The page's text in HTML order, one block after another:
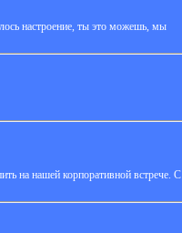
настроение, ты это можешь, мы
на нашей корпоративной встрече. С